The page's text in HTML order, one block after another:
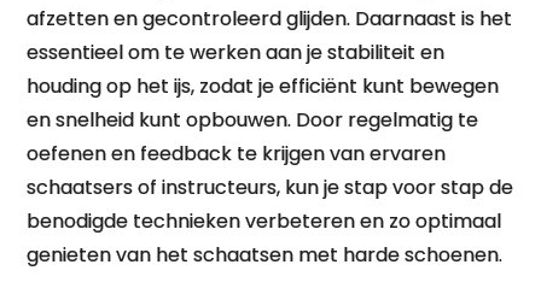
afzetten en gecontroleerd glijden. Daarnaast is het
essentieel om te werken aan je stabiliteit en
houding op het ijs, zodat je efficiënt kunt bewegen
en snelheid kunt opbouwen. Door regelmatig te
oefenen en feedback te krijgen van ervaren
schaatsers of instructeurs, kun je stap voor stap de
benodigde technieken verbeteren en zo optimaal
genieten van het schaatsen met harde schoenen.